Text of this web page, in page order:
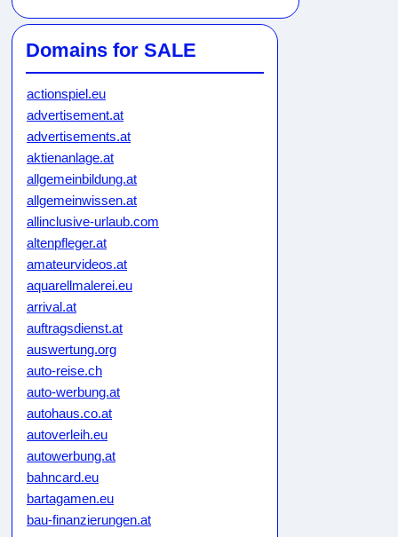
Domains for SALE
actionspiel.eu
advertisement.at
advertisements.at
aktienanlage.at
allgemeinbildung.at
allgemeinwissen.at
allinclusive-urlaub.com
altenpfleger.at
amateurvideos.at
aquarellmalerei.eu
arrival.at
auftragsdienst.at
auswertung.org
auto-reise.ch
auto-werbung.at
autohaus.co.at
autoverleih.eu
autowerbung.at
bahncard.eu
bartagamen.eu
bau-finanzierungen.at